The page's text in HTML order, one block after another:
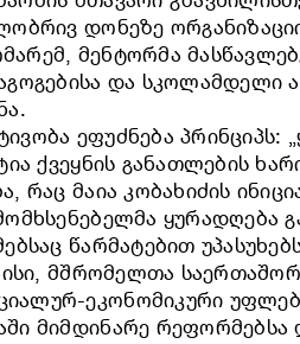
დონეზე
მენტორმა
და
ეფუძნება
ქვეყნის განათლების
რაც მაია კობახიძის
ყურადღება
წარმატებით
მშრომელთა
ეკონომიკური
მიმდინარე